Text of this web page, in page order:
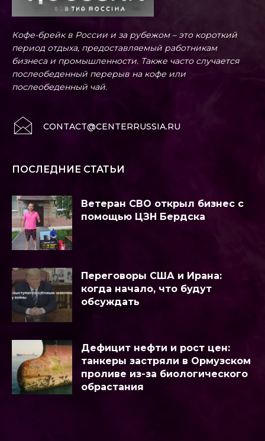
Кофе-брейк в России и за рубежом – это короткий
период отдыха, предоставляемый работникам
бизнеса и промышленности. Также часто случается
послеобеденный перерыв на кофе или
послеобеденный чай.
CONTACT@CENTERRUSSIA.RU
ПОСЛЕДНИЕ СТАТЬИ
Ветеран СВО открыл бизнес с
помощью ЦЗН Бердска
Переговоры США и Ирана:
когда начало, что будут
обсуждать
Дефицит нефти и рост цен:
танкеры застряли в Ормузском
проливе из-за биологического
обрастания